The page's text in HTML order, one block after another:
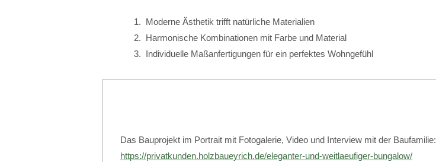
Moderne Ästhetik trifft natürliche Materialien
Harmonische Kombinationen mit Farbe und Material
Individuelle Maßanfertigungen für ein perfektes Wohngefühl
Das Bauprojekt im Portrait mit Fotogalerie, Video und Interview mit der Baufamilie:
https://privatkunden.holzbaueyrich.de/eleganter-und-weitlaeufiger-bungalow/